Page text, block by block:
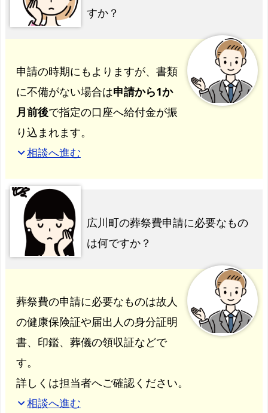
すか？
申請の時期にもよりますが、書類
に不備がない場合は申請から1か
月前後で指定の口座へ給付金が振
り込まれます。
expand_more相談へ進む
広川町の葬祭費申請に必要なもの
は何ですか？
葬祭費の申請に必要なものは故人
の健康保険証や届出人の身分証明
書、印鑑、葬儀の領収証などで
す。
詳しくは担当者へご確認ください。
expand_more相談へ進む